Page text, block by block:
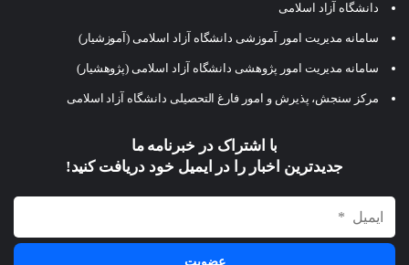
دانشگاه آزاد اسلامی
سامانه مدیریت امور آموزشی دانشگاه آزاد اسلامی (آموزشیار)
سامانه مدیریت امور پژوهشی دانشگاه آزاد اسلامی (پژوهشیار)
مرکز سنجش، پذیرش و امور فارغ التحصیلی دانشگاه آزاد اسلامی
با اشتراک در خبرنامه ما
جدیدترین اخبار را در ایمیل خود دریافت کنید!